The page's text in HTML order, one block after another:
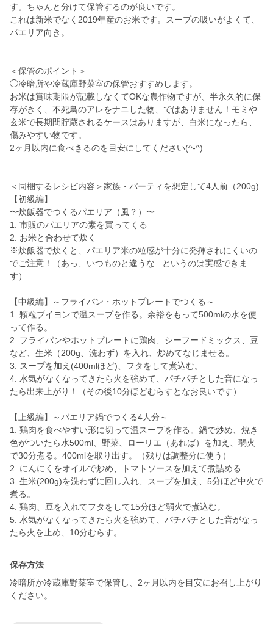
す。ちゃんと分けて保管するのが良いです。
これは新米でなく2019年産のお米です。スープの吸いがよくて、
パエリア向き。
＜保管のポイント＞
◯冷暗所や冷蔵庫野菜室の保管おすすめします。
お米は賞味期限が記載しなくてOKな農作物ですが、半永久的に保
存がきく、不死鳥のアレをナニした物、ではありません！モミや
玄米で長期間貯蔵されるケースはありますが、白米になったら、
傷みやすい物です。
2ヶ月以内に食べきるのを目安にしてください(^-^)
＜同梱するレシピ内容＞家族・パーティを想定して4人前（200g)
【初級編】
〜炊飯器でつくるパエリア（風？）〜
1. 市販のパエリアの素を買ってくる
2. お米と合わせて炊く
※炊飯器で炊くと、パエリア米の粒感が十分に発揮されにくいの
でご注意！（あっ、いつものと違うな...というのは実感できま
す）
【中級編】～フライパン・ホットプレートでつくる～
1. 顆粒ブイヨンで温スープを作る。余裕をもって500mlの水を使
って作る。
2. フライパンやホットプレートに鶏肉、シーフードミックス、豆
など、生米（200g、洗わず）を入れ、炒めてなじませる。
3. スープを加え(400mlほど)、フタをして煮込む。
4. 水気がなくなってきたら火を強めて、パチパチとした音になっ
たら出来上がり！（その後10分ほどむらすとなお良いです）
【上級編】～パエリア鍋でつくる4人分～
1. 鶏肉を食べやすい形に切って温スープを作る。鍋で炒め、焼き
色がついたら水500ml、野菜、ローリエ（あれば）を加え、弱火
で30分煮る。400mlを取り出す。（残りは調整分に使う）
2. にんにくをオイルで炒め、トマトソースを加えて煮詰める
3. 生米(200g)を洗わずに回し入れ、スープを加え、5分ほど中火で
煮る。
4. 鶏肉、豆を入れてフタをして15分ほど弱火で煮込む。
5. 水気がなくなってきたら火を強めて、パチパチとした音がなっ
保存方法
冷暗所か冷蔵庫野菜室で保管し、2ヶ月以内を目安にお召し上がり
ください。